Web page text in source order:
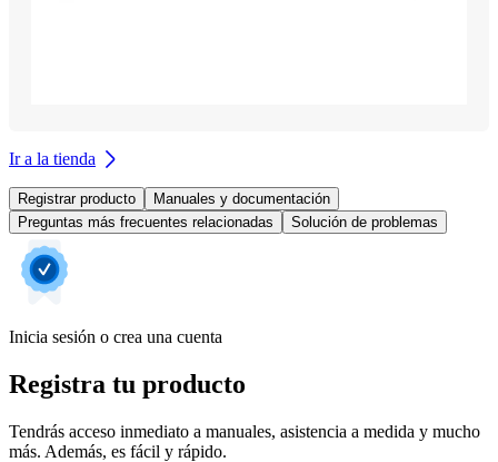
Ir a la tienda
Registrar producto
Manuales y documentación
Preguntas más frecuentes relacionadas
Solución de problemas
Inicia sesión o crea una cuenta
Registra tu producto
Tendrás acceso inmediato a manuales, asistencia a medida y mucho
más. Además, es fácil y rápido.